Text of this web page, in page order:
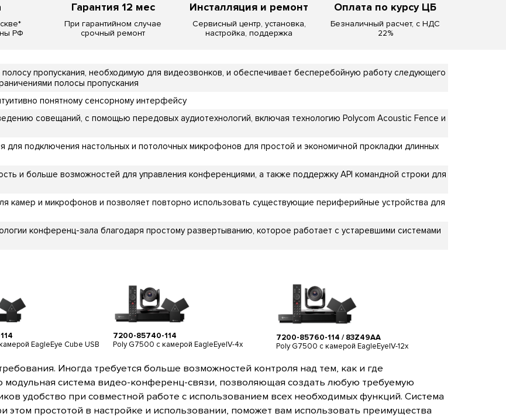
РФ
Гарантия 12 мес
При гарантийном случае
срочный ремонт
Инсталляция и ремонт
Сервисный центр, установка,
настройка, поддержка
Оплата по курсу ЦБ
Безналичный расчет, с НДС
22%
пропускания, необходимую для видеозвонков, и обеспечивает бесперебойную работу следующего
полосы пропускания
понятному сенсорному интерфейсу
совещаний, с помощью передовых аудиотехнологий, включая технологию Polycom Acoustic Fence и
для подключения настольных и потолочных микрофонов для простой и экономичной прокладки длинных
и больше возможностей для управления конференциями, а также поддержку API командной строки для
камер и микрофонов и позволяет повторно использовать существующие периферийные устройства для
конференц-зала благодаря простому развертыванию, которое работает с устаревшими системами
EagleEye Cube USB
7200-85740-114
Poly G7500 с камерой EagleEyeIV-4x
7200-85760-114 / 83Z49AA
Poly G7500 с камерой EagleEyeIV-12x
Иногда требуется больше возможностей контроля над тем, как и где
модульная система видео-конференц-связи, позволяющая создать любую требуемую
удобство при совместной работе с использованием всех необходимых функций. Система
простотой в настройке и использовании, поможет вам использовать преимущества